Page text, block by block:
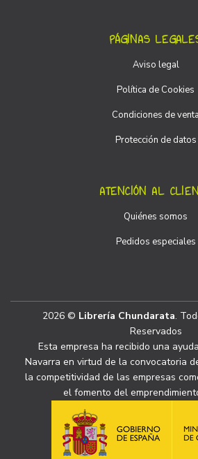
PÁGINAS
Aviso legal
Política de Cookies
Condiciones de venta
Protección de datos
ATENCIÓN AL
Quiénes somos
Pedidos especiales
2026 © Librería Chundarata.
Reservados
Esta empresa ha recibido una
Navarra en virtud de la convocatoria
la competitividad de las empresas
el fomento del